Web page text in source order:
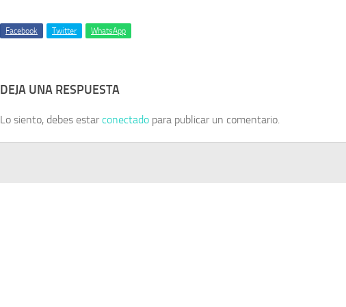
Facebook Twitter WhatsApp
DEJA UNA RESPUESTA
Lo siento, debes estarconectado para publicar un comentario.